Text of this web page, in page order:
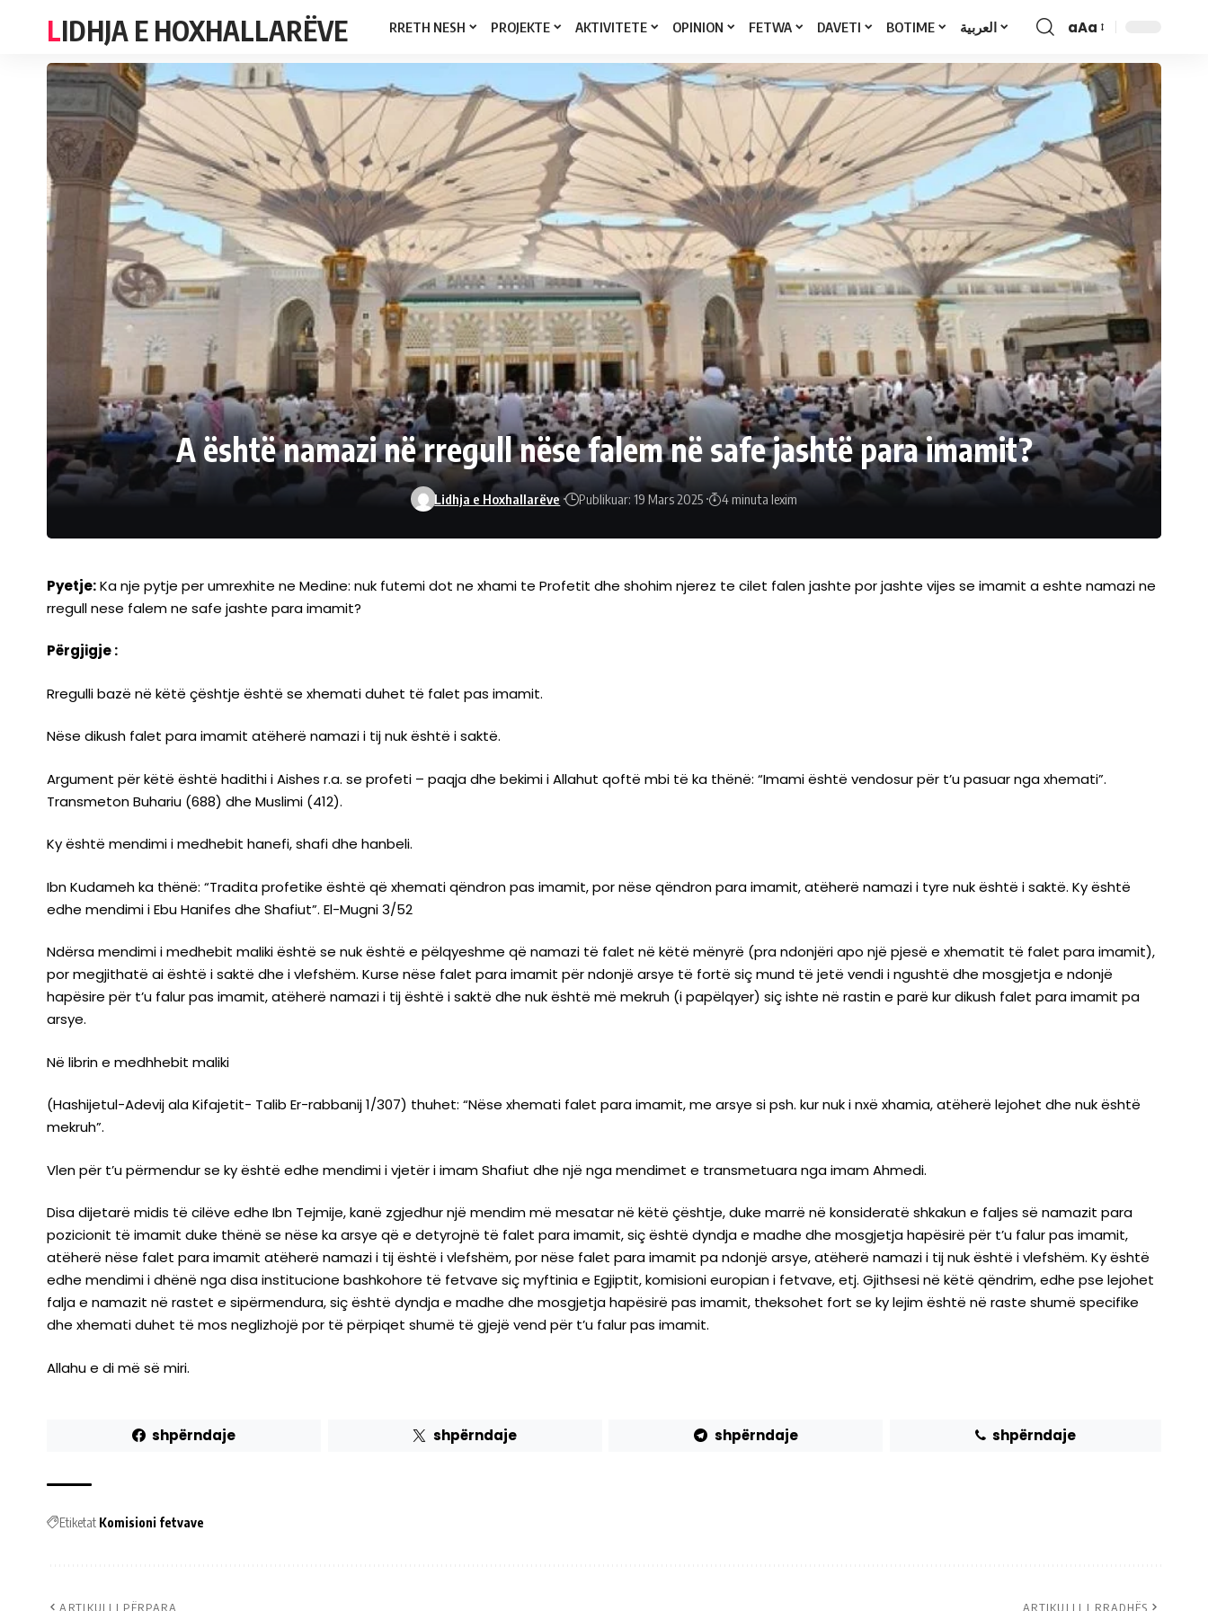
LIDHJA E HOXHALLARËVE RRETH NESH PROJEKTE AKTIVITETE OPINION FETWA DAVETI BOTIME العربية
Font
Resizer
aAa
A është namazi në rregull nëse falem në safe jashtë para imamit?
Lidhja e Hoxhallarëve Publikuar: 19 Mars 2025 4 minuta lexim
Pyetje:Ka nje pytje per umrexhite ne Medine: nuk futemi dot ne xhami te Profetit dhe shohim njerez te cilet falen jashte por jashte vijes se imamit a eshte namazi ne
rregull nese falem ne safe jashte para imamit?
Përgjigje :
Rregulli bazë në këtë çështje është se xhemati duhet të falet pas imamit.
Nëse dikush falet para imamit atëherë namazi i tij nuk është i saktë.
Argument për këtë është hadithi i Aishes r.a. se profeti – paqja dhe bekimi i Allahut qoftë mbi të ka thënë: “Imami është vendosur për t’u pasuar nga xhemati”.
Transmeton Buhariu (688) dhe Muslimi (412).
Ky është mendimi i medhebit hanefi, shafi dhe hanbeli.
Ibn Kudameh ka thënë: “Tradita profetike është që xhemati qëndron pas imamit, por nëse qëndron para imamit, atëherë namazi i tyre nuk është i saktë. Ky është
edhe mendimi i Ebu Hanifes dhe Shafiut”. El-Mugni 3/52
Ndërsa mendimi i medhebit maliki është se nuk është e pëlqyeshme që namazi të falet në këtë mënyrë (pra ndonjëri apo një pjesë e xhematit të falet para imamit),
por megjithatë ai është i saktë dhe i vlefshëm. Kurse nëse falet para imamit për ndonjë arsye të fortë siç mund të jetë vendi i ngushtë dhe mosgjetja e ndonjë
hapësire për t’u falur pas imamit, atëherë namazi i tij është i saktë dhe nuk është më mekruh (i papëlqyer) siç ishte në rastin e parë kur dikush falet para imamit pa
arsye.
Në librin e medhhebit maliki
(Hashijetul-Adevij ala Kifajetit- Talib Er-rabbanij 1/307) thuhet: “Nëse xhemati falet para imamit, me arsye si psh. kur nuk i nxë xhamia, atëherë lejohet dhe nuk është
mekruh”.
Vlen për t’u përmendur se ky është edhe mendimi i vjetër i imam Shafiut dhe një nga mendimet e transmetuara nga imam Ahmedi.
Disa dijetarë midis të cilëve edhe Ibn Tejmije, kanë zgjedhur një mendim më mesatar në këtë çështje, duke marrë në konsideratë shkakun e faljes së namazit para
pozicionit të imamit duke thënë se nëse ka arsye që e detyrojnë të falet para imamit, siç është dyndja e madhe dhe mosgjetja hapësirë për t’u falur pas imamit,
atëherë nëse falet para imamit atëherë namazi i tij është i vlefshëm, por nëse falet para imamit pa ndonjë arsye, atëherë namazi i tij nuk është i vlefshëm. Ky është
edhe mendimi i dhënë nga disa institucione bashkohore të fetvave siç myftinia e Egjiptit, komisioni europian i fetvave, etj. Gjithsesi në këtë qëndrim, edhe pse lejohet
falja e namazit në rastet e sipërmendura, siç është dyndja e madhe dhe mosgjetja hapësirë pas imamit, theksohet fort se ky lejim është në raste shumë specifike
dhe xhemati duhet të mos neglizhojë por të përpiqet shumë të gjejë vend për t’u falur pas imamit.
Allahu e di më së miri.
shpërndaje shpërndaje shpërndaje shpërndaje
Etiketat Komisioni fetvave
ARTIKULLI PËRPARA ARTIKULLI I RRADHËS